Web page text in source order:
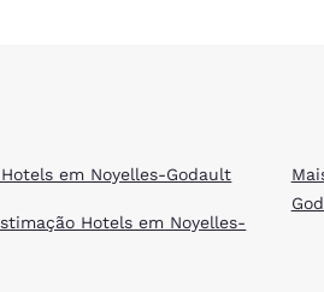
em Noyelles-Godault
Hotels em Noyelles-